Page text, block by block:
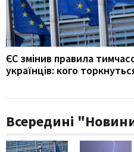
ЄС змінив правила
українців: кого
Всередині